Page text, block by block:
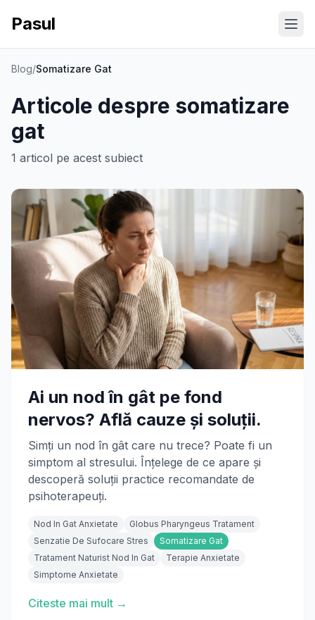
Pasul
Blog/Somatizare Gat
Articole despre somatizare
gat
1 articol pe acest subiect
Ai un nod în gât pe fond
nervos? Află cauze și soluții.
Simți un nod în gât care nu trece? Poate fi un
simptom al stresului. Înțelege de ce apare și
descoperă soluții practice recomandate de
psihoterapeuți.
Nod In Gat Anxietate
Globus Pharyngeus Tratament
Senzatie De Sufocare Stres
Somatizare Gat
Tratament Naturist Nod In Gat
Terapie Anxietate
Simptome Anxietate
Citeste mai mult →